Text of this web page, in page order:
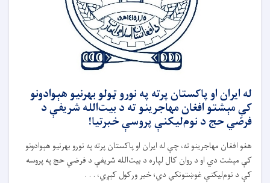
له ایران او پاکستان پرته په نورو ټولو بهرنیو هېوادونو
کې مېشتو افغان مهاجرینو ته د بیت‌الله شریفې د
فرضي حج د نوم‌لیکنې پروسې خبرتیا!
هغو افغان مهاجرینو ته، چې له ایران او پاکستان پرته په نورو بهرنیو هېوادونو
کې مېشت دي او د روان کال لپاره د بیت‌الله شریفې د فرضي حج په پروسه
کې د نوم‌لیکنې غوښتونکي دي؛ خبر ورکول کېږي، . . .